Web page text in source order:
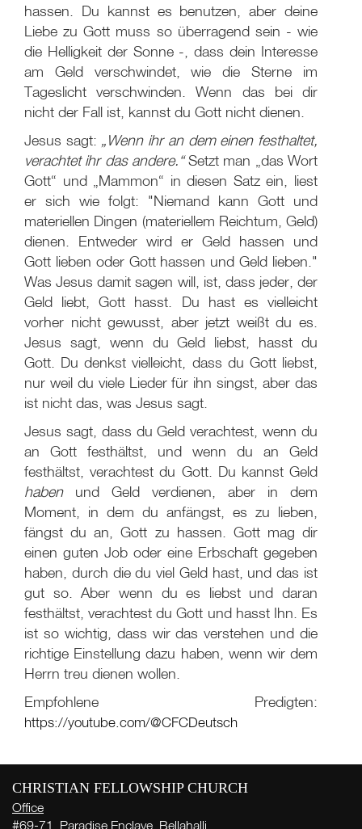
hassen. Du kannst es benutzen, aber deine
Liebe zu Gott muss so überragend sein - wie
die Helligkeit der Sonne -, dass dein Interesse
am Geld verschwindet, wie die Sterne im
Tageslicht verschwinden. Wenn das bei dir
nicht der Fall ist, kannst du Gott nicht dienen.
Jesus sagt: „Wenn ihr an dem einen festhaltet,
verachtet ihr das andere.“Setzt man „das Wort
Gott“ und „Mammon“ in diesen Satz ein, liest
er sich wie folgt: "Niemand kann Gott und
materiellen Dingen (materiellem Reichtum, Geld)
dienen. Entweder wird er Geld hassen und
Gott lieben oder Gott hassen und Geld lieben."
Was Jesus damit sagen will, ist, dass jeder, der
Geld liebt, Gott hasst. Du hast es vielleicht
vorher nicht gewusst, aber jetzt weißt du es.
Jesus sagt, wenn du Geld liebst, hasst du
Gott. Du denkst vielleicht, dass du Gott liebst,
nur weil du viele Lieder für ihn singst, aber das
ist nicht das, was Jesus sagt.
Jesus sagt, dass du Geld verachtest, wenn du
an Gott festhältst, und wenn du an Geld
festhältst, verachtest du Gott. Du kannst Geld
habenund Geld verdienen, aber in dem
Moment, in dem du anfängst, es zu lieben,
fängst du an, Gott zu hassen. Gott mag dir
einen guten Job oder eine Erbschaft gegeben
haben, durch die du viel Geld hast, und das ist
gut so. Aber wenn du es liebst und daran
festhältst, verachtest du Gott und hasst Ihn. Es
ist so wichtig, dass wir das verstehen und die
richtige Einstellung dazu haben, wenn wir dem
Herrn treu dienen wollen.
Empfohlene Predigten:
https://youtube.com/@CFCDeutsch
CHRISTIAN FELLOWSHIP CHURCH
Office
#69-71, Paradise Enclave, Bellahalli,